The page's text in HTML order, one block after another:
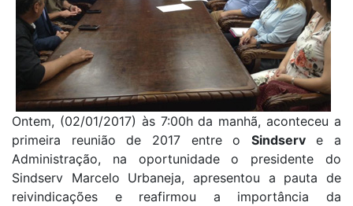
Ontem, (02/01/2017) às 7:00h da manhã, aconteceu a
primeira reunião de 2017 entre o Sindserve a
Administração, na oportunidade o presidente do
Sindserv Marcelo Urbaneja, apresentou a pauta de
reivindicações e reafirmou a importância da